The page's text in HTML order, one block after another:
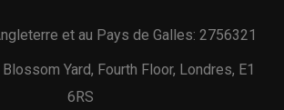
et au Pays de Galles: 2756321
Yard, Fourth Floor, Londres, E1
6RS